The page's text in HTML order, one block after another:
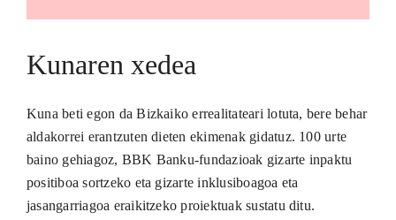
Kunaren xedea
Kuna beti egon da Bizkaiko errealitateari lotuta, bere behar
aldakorrei erantzuten dieten ekimenak gidatuz. 100 urte
baino gehiagoz, BBK Banku-fundazioak gizarte inpaktu
positiboa sortzeko eta gizarte inklusiboagoa eta
jasangarriagoa eraikitzeko proiektuak sustatu ditu.